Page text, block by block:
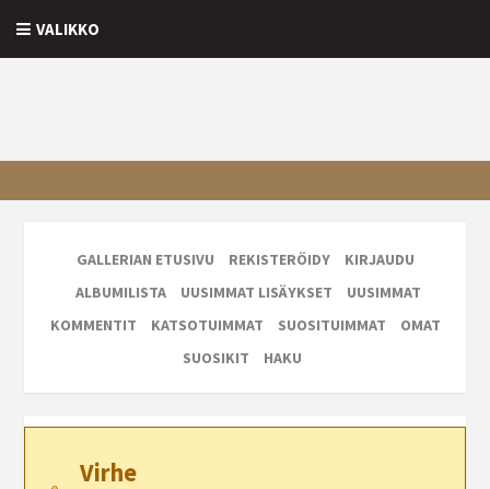
VALIKKO
GALLERIAN ETUSIVU REKISTERÖIDY
KIRJAUDU
ALBUMILISTA
UUSIMMAT LISÄYKSET
UUSIMMAT
KOMMENTIT
KATSOTUIMMAT SUOSITUIMMAT
OMAT
SUOSIKIT
HAKU
Virhe